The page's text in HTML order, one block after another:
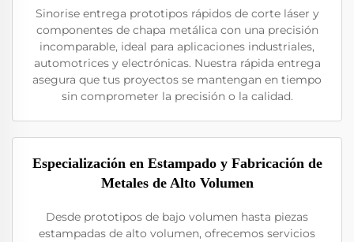
Sinorise entrega prototipos rápidos de corte láser y
componentes de chapa metálica con una precisión
incomparable, ideal para aplicaciones industriales,
automotrices y electrónicas. Nuestra rápida entrega
asegura que tus proyectos se mantengan en tiempo
sin comprometer la precisión o la calidad.
Especialización en Estampado y Fabricación de
Metales de Alto Volumen
Desde prototipos de bajo volumen hasta piezas
estampadas de alto volumen, ofrecemos servicios